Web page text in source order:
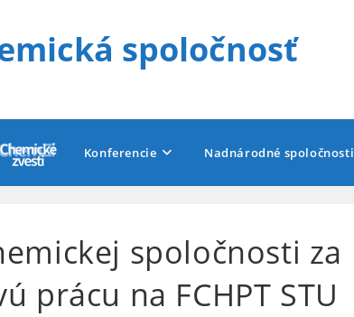
spoločnosť
Konferencie Nadnárodné spoločnosti
spoločnosti za
prácu na FCHPT STU